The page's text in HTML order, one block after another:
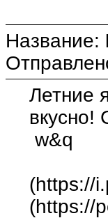
Название:
Летние
вкусно!
w&q
(https://
(https://